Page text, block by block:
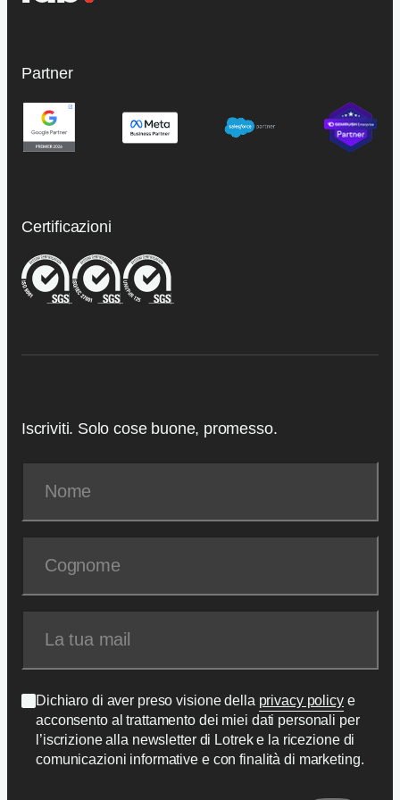
Partner
Certificazioni
Iscriviti. Solo cose buone, promesso.
Dichiaro di aver preso visione della privacy policye
acconsento al trattamento dei miei dati personali per
l’iscrizione alla newsletter di Lotrek e la ricezione di
comunicazioni informative e con finalità di marketing.